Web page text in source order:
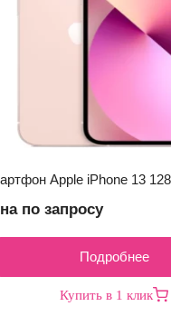
Apple iPhone 13
по запросу
Подробнее
Купить в 1 клик